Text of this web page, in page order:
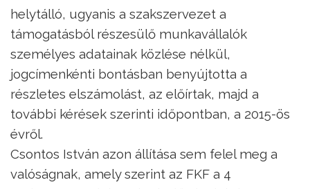
helytálló, ugyanis a szakszervezet a
támogatásból részesülő munkavállalók
személyes adatainak közlése nélkül,
jogcímenkénti bontásban benyújtotta a
részletes elszámolást, az előírtak, majd a
további kérések szerinti időpontban, a 2015-ös
évről.
Csontos István azon állítása sem felel meg a
valóságnak, amely szerint az FKF a 4